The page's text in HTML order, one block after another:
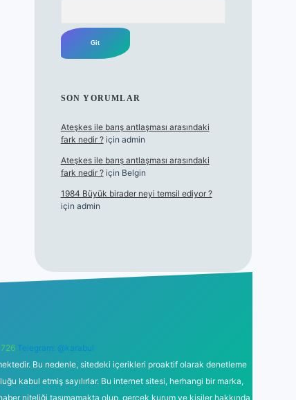
SON YORUMLAR
Ateşkes ile barış antlaşması arasındaki
fark nedir ?için admin
Ateşkes ile barış antlaşması arasındaki
fark nedir ?için Belgin
1984 Büyük birader neyi temsil ediyor ?
için admin
Telegram: @karabul
Bu nedenle, sitedeki içerikleri proaktif olarak denetleme
kabul etmiş sayılırlar. Bu internet sitesi, herhangi bir marka,
niteliği taşımamakta olup, gerçek kurum ve kişiler hakkında